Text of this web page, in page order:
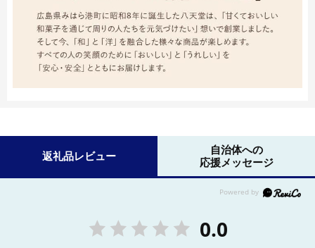
返礼品レビュー
自治体への
応援メッセージ
0.0